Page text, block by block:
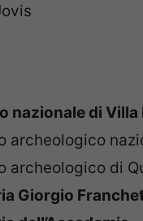
nazionale di Villa
archeologico
archeologico di
Giorgio